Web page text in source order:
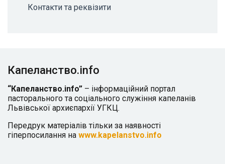
Контакти та реквізити
Капеланство.info
“Капеланство.info” – інформаційний портал
пасторального та соціального служіння капеланів
Львівської архиєпархії УГКЦ.
Передрук матеріалів тільки за наявності
гіперпосилання на www.kapelanstvo.info